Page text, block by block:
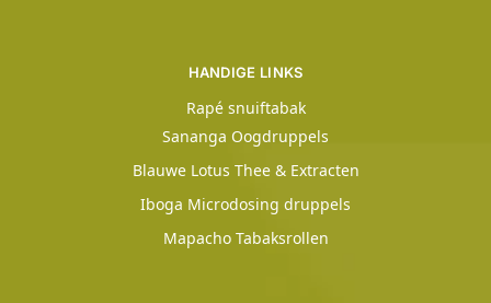
HANDIGE LINKS
Rapé snuiftabak
Sananga Oogdruppels
Blauwe Lotus Thee & Extracten
Iboga Microdosing druppels
Mapacho Tabaksrollen